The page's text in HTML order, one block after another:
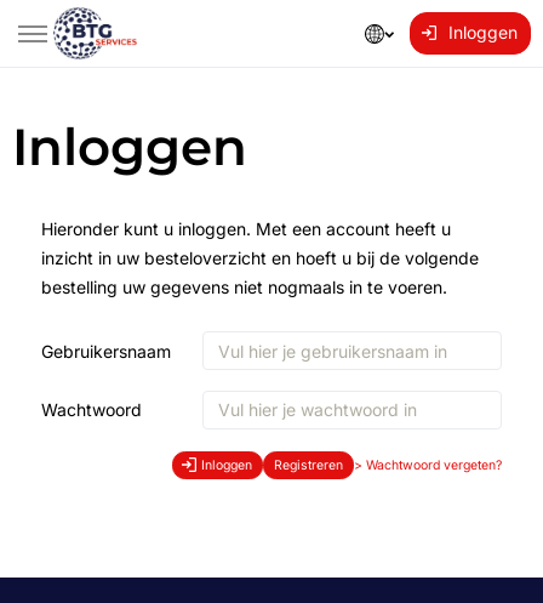
Inloggen
Inloggen
Hieronder kunt u inloggen. Met een account heeft u
inzicht in uw besteloverzicht en hoeft u bij de volgende
bestelling uw gegevens niet nogmaals in te voeren.
Gebruikersnaam
Wachtwoord
Inloggen Registreren > Wachtwoord vergeten?